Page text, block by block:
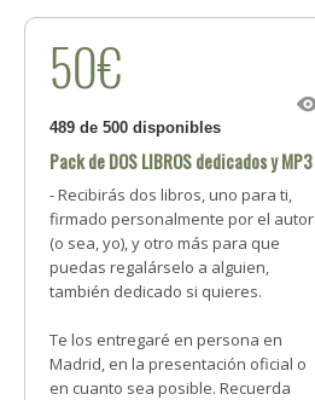
50€
489 de 500 disponibles
Pack de DOS LIBROS dedicados y MP3
- Recibirás dos libros, uno para ti,
firmado personalmente por el autor
(o sea, yo), y otro más para que
puedas regalárselo a alguien,
también dedicado si quieres.
Te los entregaré en persona en
Madrid, en la presentación oficial o
en cuanto sea posible. Recuerda